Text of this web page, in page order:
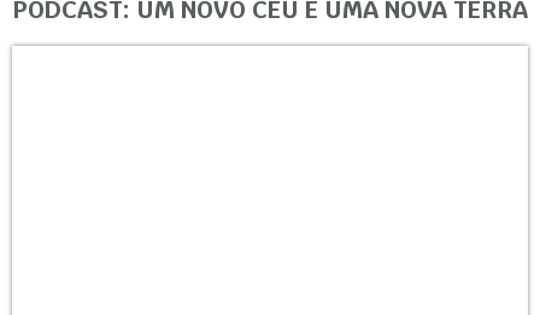
PODCAST: UM NOVO CÉU E UMA NOVA TERRA